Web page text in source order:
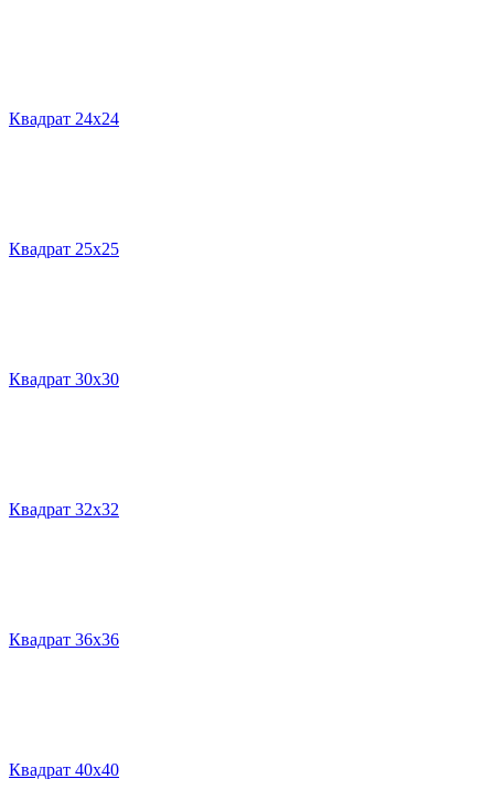
Квадрат 24х24
Квадрат 25х25
Квадрат 30х30
Квадрат 32х32
Квадрат 36х36
Квадрат 40х40